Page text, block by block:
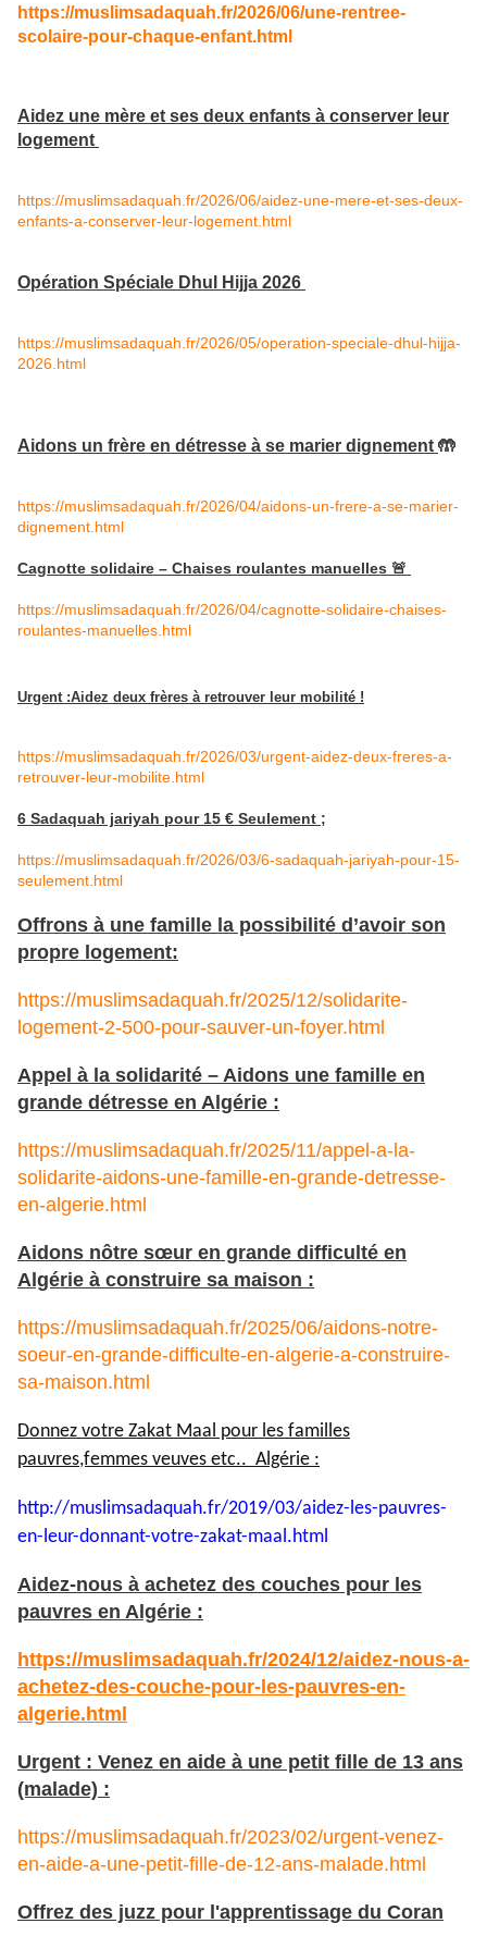
https://muslimsadaquah.fr/2026/06/une-rentree-
scolaire-pour-chaque-enfant.html
Aidez une mère et ses deux enfants à conserver leur
logement
https://muslimsadaquah.fr/2026/06/aidez-une-mere-et-ses-deux-
enfants-a-conserver-leur-logement.html
Opération Spéciale Dhul Hijja 2026
https://muslimsadaquah.fr/2026/05/operation-speciale-dhul-hijja-
2026.html
Aidons un frère en détresse à se marier dignement 🤲
https://muslimsadaquah.fr/2026/04/aidons-un-frere-a-se-marier-
dignement.html
Cagnotte solidaire – Chaises roulantes manuelles 🚨
https://muslimsadaquah.fr/2026/04/cagnotte-solidaire-chaises-
roulantes-manuelles.html
Urgent :Aidez deux frères à retrouver leur mobilité !
https://muslimsadaquah.fr/2026/03/urgent-aidez-deux-freres-a-
retrouver-leur-mobilite.html
6 Sadaquah jariyah pour 15 € Seulement ;
https://muslimsadaquah.fr/2026/03/6-sadaquah-jariyah-pour-15-
seulement.html
Offrons à une famille la possibilité d’avoir son
propre logement:
https://muslimsadaquah.fr/2025/12/solidarite-
logement-2-500-pour-sauver-un-foyer.html
Appel à la solidarité – Aidons une famille en
grande détresse en Algérie :
https://muslimsadaquah.fr/2025/11/appel-a-la-
solidarite-aidons-une-famille-en-grande-detresse-
en-algerie.html
Aidons nôtre sœur en grande difficulté en
Algérie à construire sa maison :
https://muslimsadaquah.fr/2025/06/aidons-notre-
soeur-en-grande-difficulte-en-algerie-a-construire-
sa-maison.html
Donnez votre Zakat Maal pour les familles
pauvres,femmes veuves etc.. Algérie :
http://muslimsadaquah.fr/2019/03/aidez-les-pauvres-
en-leur-donnant-votre-zakat-maal.html
Aidez-nous à achetez des couches pour les
pauvres en Algérie :
https://muslimsadaquah.fr/2024/12/aidez-nous-a-
achetez-des-couche-pour-les-pauvres-en-
algerie.html
Urgent : Venez en aide à une petit fille de 13 ans
(malade) :
https://muslimsadaquah.fr/2023/02/urgent-venez-
en-aide-a-une-petit-fille-de-12-ans-malade.html
Offrez des juzz pour l'apprentissage du Coran